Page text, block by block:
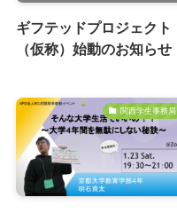
ギフテッドプロジェクト
（仮称）始動のお知らせ
関西学生事務局